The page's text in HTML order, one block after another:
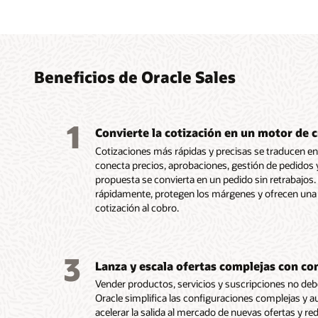
ventas
las
ayudar
clave
en los
(ERP)y
Order
Integra
para
desde
de
visión
Se
nativa
Fusion
Beneficios de Oracle Sales
1 Convierte la cotización en un motor de
Cotizaciones más rápidas y precisas se traducen
conecta precios, aprobaciones, gestión de pedidos
propuesta se convierta en un pedido sin
rápidamente, protegen los márgenes y ofrecen
cotización al cobro.
3 Lanza y escala ofertas complejas con
Vender productos, servicios y suscripciones no
Oracle simplifica las configuraciones complejas y
acelerar la salida al mercado de nuevas ofertas y